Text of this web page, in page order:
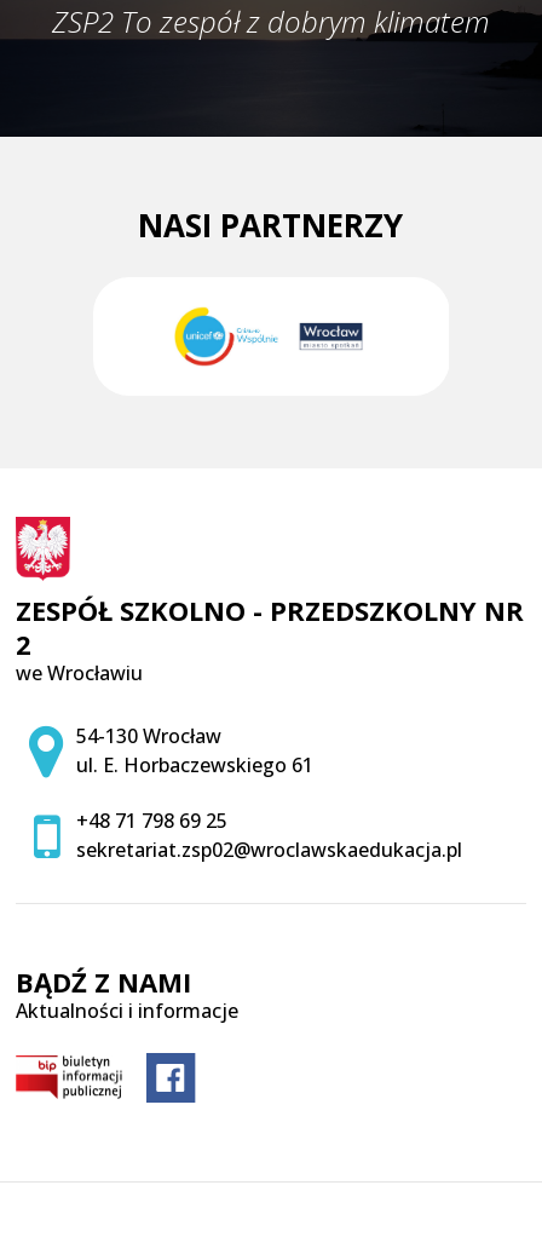
ZSP2 To zespół z dobrym klimatem
NASI PARTNERZY
ZESPÓŁ SZKOLNO - PRZEDSZKOLNY NR
2
we Wrocławiu
Adres pocztowy:
54-130 Wrocław
ul. E. Horbaczewskiego 61
+48 71 798 69 25
sekretariat.zsp02@wroclawskaedukacja.pl
BĄDŹ Z NAMI
Aktualności i informacje